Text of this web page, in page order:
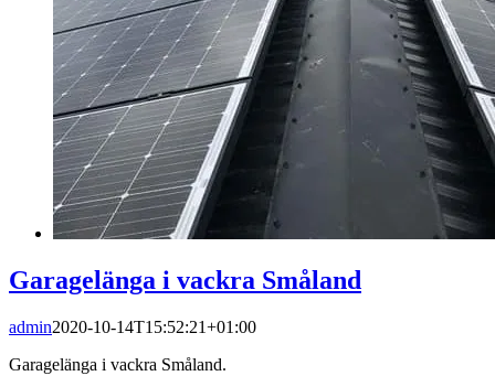
Garagelänga i vackra Småland
admin2020-10-14T15:52:21+01:00
Garagelänga i vackra Småland.